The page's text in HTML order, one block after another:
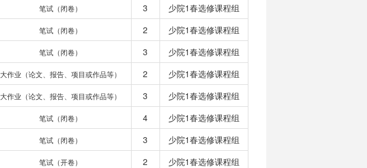
笔试（闭卷） 3
少院1春选修课程组
笔试（闭卷） 2
少院1春选修课程组
笔试（闭卷） 3
少院1春选修课程组
大作业（论文、报告、项目或作品等） 2
少院1春选修课程组
大作业（论文、报告、项目或作品等） 3
少院1春选修课程组
笔试（闭卷） 4
少院1春选修课程组
笔试（闭卷） 3
少院1春选修课程组
笔试（开卷） 2
少院1春选修课程组